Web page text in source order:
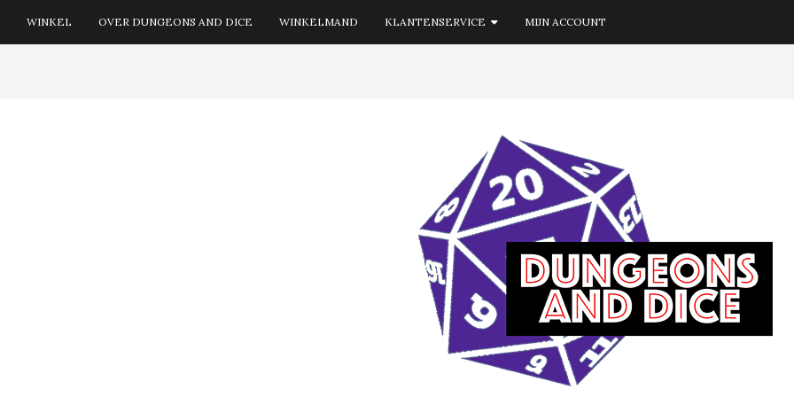
WINKEL OVER DUNGEONS AND DICE WINKELMAND KLANTENSERVICE MIJN ACCOUNT